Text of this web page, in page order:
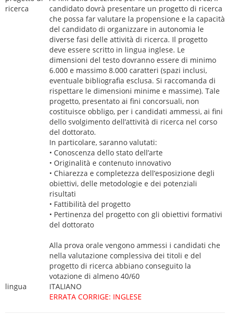
ricerca
candidato dovrà presentare un progetto di ricerca
che possa far valutare la propensione e la capacità
del candidato di organizzare in autonomia le
diverse fasi delle attività di ricerca. Il progetto
deve essere scritto in lingua inglese. Le
dimensioni del testo dovranno essere di minimo
6.000 e massimo 8.000 caratteri (spazi inclusi,
eventuale bibliografia esclusa. Si raccomanda di
rispettare le dimensioni minime e massime). Tale
progetto, presentato ai fini concorsuali, non
costituisce obbligo, per i candidati ammessi, ai fini
dello svolgimento dell’attività di ricerca nel corso
del dottorato.
In particolare, saranno valutati:
• Conoscenza dello stato dell’arte
• Originalità e contenuto innovativo
• Chiarezza e completezza dell’esposizione degli
obiettivi, delle metodologie e dei potenziali
risultati
• Fattibilità del progetto
• Pertinenza del progetto con gli obiettivi formativi
del dottorato
Alla prova orale vengono ammessi i candidati che
nella valutazione complessiva dei titoli e del
progetto di ricerca abbiano conseguito la
votazione di almeno 40/60
lingua
ITALIANO
ERRATA CORRIGE: INGLESE